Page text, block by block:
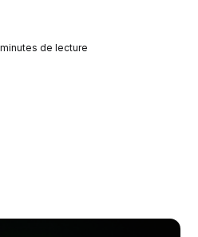
de lecture